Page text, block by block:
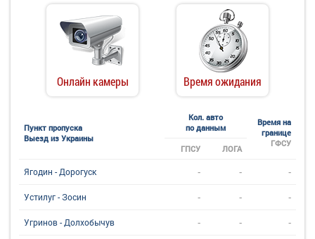
Онлайн камеры Время ожидания
Пункт пропуска
Выезд из Украины
Кол. авто
по данным
Время на
границе
ГФСУ
ГПСУ ЛОГА
Ягодин - Дорогуск - - -
Устилуг - Зосин - - -
Угринов - Долхобычув - - -